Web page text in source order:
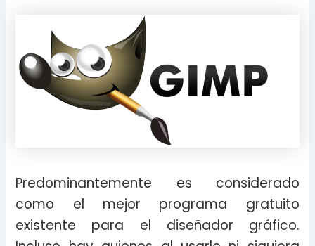
Predominantemente es considerado
como el mejor programa gratuito
existente para el diseñador gráfico.